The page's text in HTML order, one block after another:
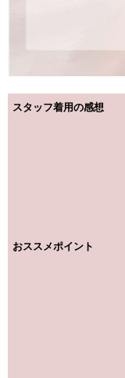
スタッフ着用の感想
おススメポイント